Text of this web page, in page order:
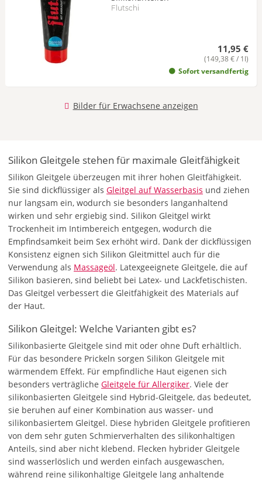
Flutschi
11,95 €
(149,38 € / 1l)
Sofort versandfertig
Bilder für Erwachsene anzeigen
Silikon Gleitgele stehen für maximale Gleitfähigkeit
Silikon Gleitgele überzeugen mit ihrer hohen Gleitfähigkeit.
Sie sind dickflüssiger als Gleitgel auf Wasserbasis und ziehen
nur langsam ein, wodurch sie besonders langanhaltend
wirken und sehr ergiebig sind. Silikon Gleitgel wirkt
Trockenheit im Intimbereich entgegen, wodurch die
Empfindsamkeit beim Sex erhöht wird. Dank der dickflüssigen
Konsistenz eignen sich Silikon Gleitmittel auch für die
Verwendung als Massageöl. Latexgeeignete Gleitgele, die auf
Silikon basieren, sind beliebt bei Latex- und Lackfetischisten.
Das Gleitgel verbessert die Gleitfähigkeit des Materials auf
der Haut.
Silikon Gleitgel: Welche Varianten gibt es?
Silikonbasierte Gleitgele sind mit oder ohne Duft erhältlich.
Für das besondere Prickeln sorgen Silikon Gleitgele mit
wärmendem Effekt. Für empfindliche Haut eigenen sich
besonders verträgliche Gleitgele für Allergiker. Viele der
silikonbasierten Gleitgele sind Hybrid-Gleitgele, das bedeutet,
sie beruhen auf einer Kombination aus wasser- und
silikonbasiertem Gleitgel. Diese hybriden Gleitgele profitieren
von dem sehr guten Schmierverhalten des silikonhaltigen
Anteils, sind aber nicht klebend. Flecken hybrider Gleitgele
sind wasserlöslich und werden einfach ausgewaschen,
während reine silikonhaltige Gleitgele lang anhaltende